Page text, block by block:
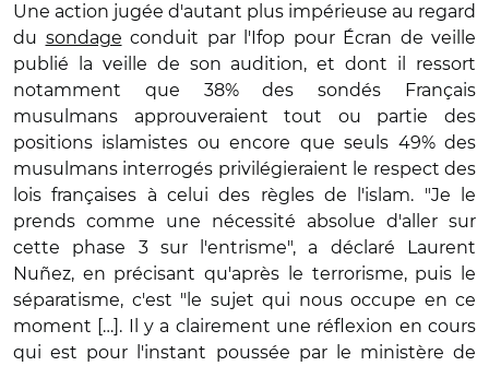
Une action jugée d'autant plus impérieuse au regard
du sondage conduit par l'Ifop pour Écran de veille
publié la veille de son audition, et dont il ressort
notamment que 38% des sondés Français
musulmans approuveraient tout ou partie des
positions islamistes ou encore que seuls 49% des
musulmans interrogés privilégieraient le respect des
lois françaises à celui des règles de l'islam. "Je le
prends comme une nécessité absolue d'aller sur
cette phase 3 sur l'entrisme", a déclaré Laurent
Nuñez, en précisant qu'après le terrorisme, puis le
séparatisme, c'est "le sujet qui nous occupe en ce
moment […]. Il y a clairement une réflexion en cours
qui est pour l'instant poussée par le ministère de